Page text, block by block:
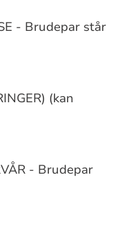
- Brudepar står
(kan
- Brudepar